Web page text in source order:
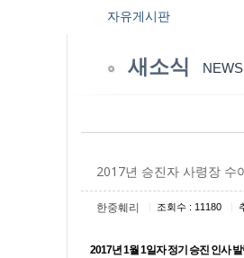
자유게시판
새소식 NEWS
2017년 승진자 사령장 수
한중훼리 조회수 : 11180
2017년 1월 1일자 정기 승진 인사